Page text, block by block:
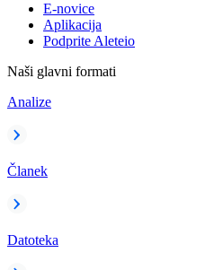
E-novice
Aplikacija
Podprite Aleteio
Naši glavni formati
Analize
Članek
Datoteka